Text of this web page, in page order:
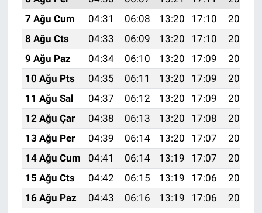
7 Ağu Cum
04:31 06:08 13:20 17:10
20:23
8 Ağu Cts
04:33 06:09 13:20 17:10
20:22
9 Ağu Paz
04:34 06:10 13:20 17:09
20:21
10 Ağu Pts
04:35 06:11 13:20 17:09
20:19
11 Ağu Sal
04:37 06:12 13:20 17:09
20:18
12 Ağu Çar
04:38 06:13 13:20 17:08
20:17
13 Ağu Per
04:39 06:14 13:20 17:07
20:16
14 Ağu Cum
04:41 06:14 13:19 17:07
20:14
15 Ağu Cts
04:42 06:15 13:19 17:06
20:13
16 Ağu Paz
04:43 06:16 13:19 17:06
20:12